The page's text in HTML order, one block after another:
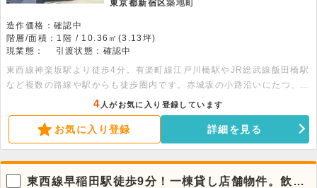
東京都新宿区築地町
造作価格：確認中
階層/面積：1階 / 10.36㎡(3.13坪)
現業態：
引渡状態：確認中
東西線神楽坂駅より徒歩4分。有楽町線江戸川橋駅やJR総武線飯田橋駅
など複数の路線や駅からも徒歩圏内です。赤城坂の小路沿いにたつ、愛
らしいデザインの物件です。1階ワンルームタイプのオフィスです。個
人事務所におすすめです。
4 人がお気に入り登録しています
お気に入り登録 詳細を見る
東西線早稲田駅徒歩9分！一棟貸し店舗物件。飲食